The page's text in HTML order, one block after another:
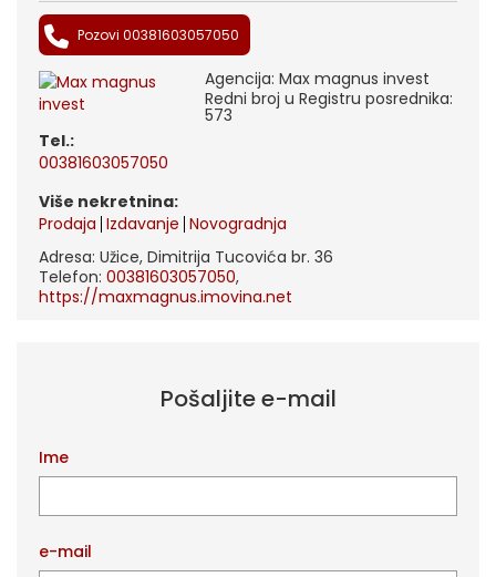
Pozovi 00381603057050
Agencija: Max magnus invest
Redni broj u Registru posrednika:
573
tel.:
00381603057050
Više nekretnina:
Prodaja Izdavanje Novogradnja
Adresa: Užice, Dimitrija Tucovića br. 36
Telefon: 00381603057050,
https://maxmagnus.imovina.net
Pošaljite e-mail
Ime
e-mail